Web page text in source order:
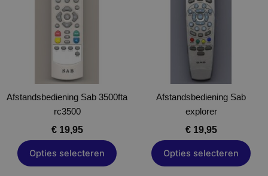
Afstandsbediening Sab 3500fta
rc3500
€19,95
Opties selecteren
meerdere
variaties.
Deze
optie
kan
gekozen
worden
op
de
productpagina
Afstandsbediening Sab
explorer
€19,95
Opties selecteren
meerdere
variaties.
Deze
optie
kan
gekozen
worden
op
de
productpagina